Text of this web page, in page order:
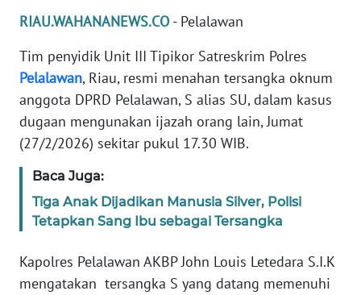
RIAU.WAHANANEWS.CO - Pelalawan
Tim penyidik Unit III Tipikor Satreskrim Polres
Pelalawan, Riau, resmi menahan tersangka oknum
anggota DPRD Pelalawan, S alias SU, dalam kasus
dugaan mengunakan ijazah orang lain, Jumat
(27/2/2026) sekitar pukul 17.30 WIB.
Baca Juga:
Tiga Anak Dijadikan Manusia Silver, Polisi
Tetapkan Sang Ibu sebagai Tersangka
Kapolres Pelalawan AKBP John Louis Letedara S.I.K
mengatakan tersangka S yang datang memenuhi
PEDOMAN
SIBER
REDAKSI
KARIR
Wahana
Regional